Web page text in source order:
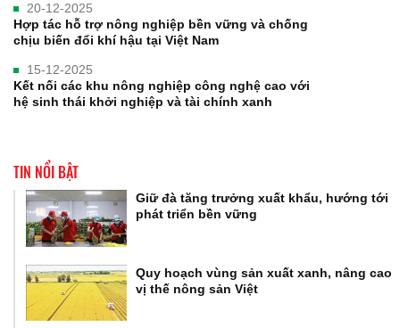
20-12-2025
Hợp tác hỗ trợ nông nghiệp bền vững và chống
chịu biến đổi khí hậu tại Việt Nam
15-12-2025
Kết nối các khu nông nghiệp công nghệ cao với
hệ sinh thái khởi nghiệp và tài chính xanh
TIN NỔI BẬT
Giữ đà tăng trưởng xuất khẩu, hướng tới
phát triển bền vững
Quy hoạch vùng sản xuất xanh, nâng cao
vị thế nông sản Việt